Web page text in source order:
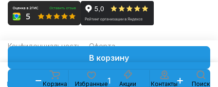
В корзину
Каталог Корзина Избранные Акции Контакты Поиск
Конфиденциальность Оферта